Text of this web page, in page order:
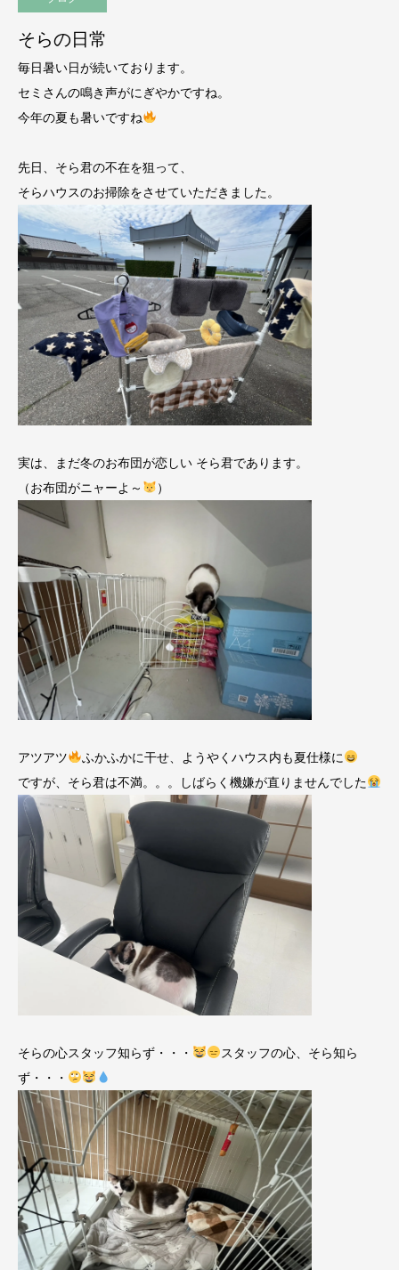
そらの日常
毎日暑い日が続いております。
セミさんの鳴き声がにぎやかですね。
今年の夏も暑いですね
先日、そら君の不在を狙って、
そらハウスのお掃除をさせていただきました。
実は、まだ冬のお布団が恋しい そら君であります。
（お布団がニャーよ～
）
アツアツ
ふかふかに干せ、ようやくハウス内も夏仕様に
ですが、そら君は不満。。。しばらく機嫌が直りませんでした
そらの心スタッフ知らず・・・
スタッフの心、そら知ら
ず・・・